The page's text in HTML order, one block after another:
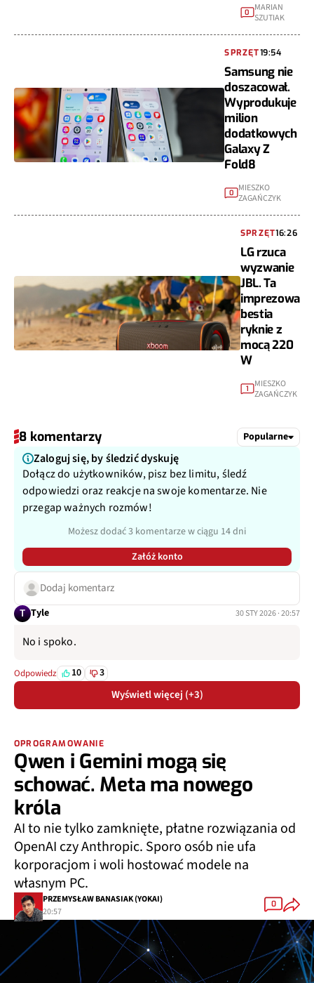
0 MARIAN
SZUTIAK
SPRZĘT19:54
Samsung nie
doszacował.
Wyprodukuje
milion
dodatkowych
Galaxy Z
Fold8
0
MIESZKO
ZAGAŃCZYK
SPRZĘT16:26
LG rzuca
wyzwanie
JBL. Ta
imprezowa
bestia
ryknie z
mocą 220
W
1
MIESZKO
ZAGAŃCZYK
8 komentarzy Popularne
Zaloguj się, by śledzić dyskuję
Dołącz do użytkowników, pisz bez limitu, śledź
odpowiedzi oraz reakcje na swoje komentarze. Nie
przegap ważnych rozmów!
Możesz dodać 3 komentarze w ciągu 14 dni
Załóż konto
Dodaj komentarz
T Tyle 30 STY 2026 · 20:57
No i spoko.
Odpowiedz 10 3
Wyświetl więcej (+3)
OPROGRAMOWANIE
Qwen i Gemini mogą się
schować. Meta ma nowego
króla
AI to nie tylko zamknięte, płatne rozwiązania od
OpenAI czy Anthropic. Sporo osób nie ufa
korporacjom i woli hostować modele na
własnym PC.
PRZEMYSŁAW BANASIAK (YOKAI)
20:57
0